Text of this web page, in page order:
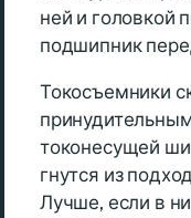
ней и головкой
подшипник
Токосъемники
токонесущей
гнутся из
Лучше, если в